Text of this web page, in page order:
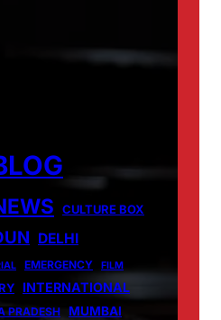
CULTURE BOX
DELHI
EMERGENCY FILM
INTERNATIONAL
PRADESH MUMBAI